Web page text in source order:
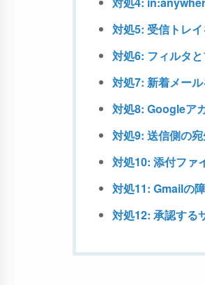
対処5: 受信トレ
対処6: フィルタ
対処7: 新着メー
対処8: Googleア
対処9: 送信側の
対処10: 添付ファ
対処11: Gmailの
対処12: 承認する